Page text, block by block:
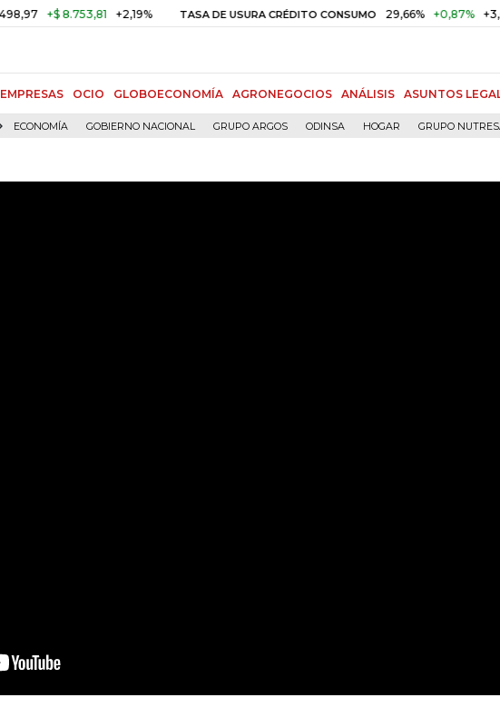
+$ 8.753,81 +2,19% TASA DE USURA CRÉDITO CONSUMO 29,66% +0,87% +3,02%
EMPRESAS OCIO GLOBOECONOMÍA AGRONEGOCIOS ANÁLISIS ASUNTOS
ECONOMÍA GOBIERNO NACIONAL GRUPO ARGOS ODINSA HOGAR GRUPO